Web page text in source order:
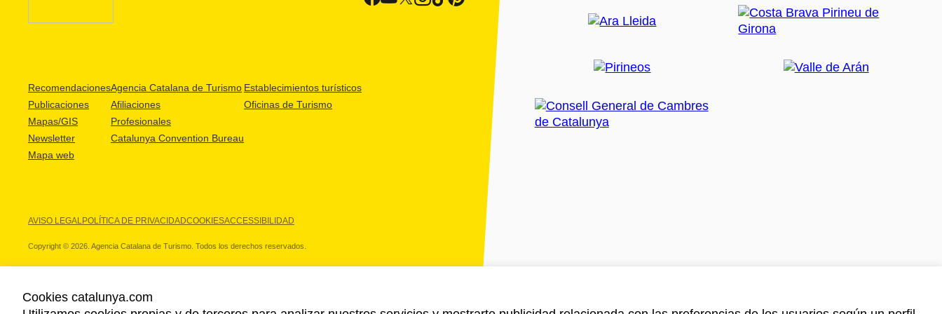
Recomendaciones
Publicaciones
Mapas/GIS
Newsletter
Mapa web
Agencia Catalana de Turismo
Afiliaciones
Profesionales
Catalunya Convention Bureau
Establecimientos turísticos
Oficinas de Turismo
AVISO LEGALPOLÍTICA DE PRIVACIDADCOOKIESACCESSIBILIDAD
Copyright © 2026. Agencia Catalana de Turismo. Todos los derechos reservados.
Cookies catalunya.com